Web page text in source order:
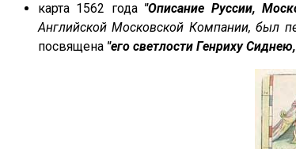
карта 1562 года"Описание Руссии,
Английской Московской Компании, был
посвящена "его светлости Генриху